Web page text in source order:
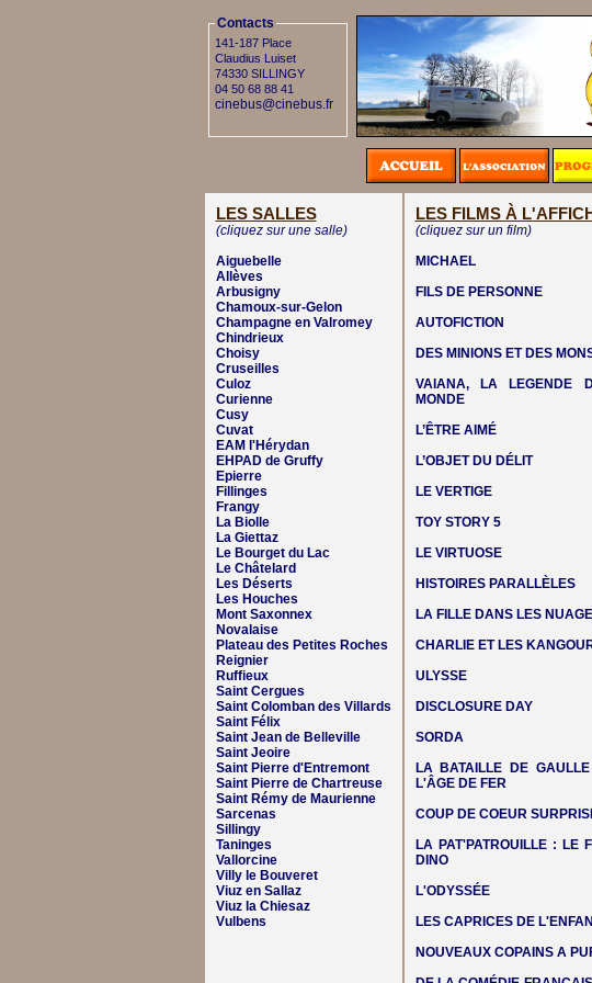
Contacts
141-187 Place
Claudius Luiset
74330 SILLINGY
04 50 68 88 41
cinebus@cinebus.fr
LES SALLES
(cliquez sur une salle)
Aiguebelle
Allèves
Arbusigny
Chamoux-sur-Gelon
Champagne en Valromey
Chindrieux
Choisy
Cruseilles
Culoz
Curienne
Cusy
Cuvat
EAM l'Hérydan
EHPAD de Gruffy
Epierre
Fillinges
Frangy
La Biolle
La Giettaz
Le Bourget du Lac
Le Châtelard
Les Déserts
Les Houches
Mont Saxonnex
Novalaise
Plateau des Petites Roches
Reignier
Ruffieux
Saint Cergues
Saint Colomban des Villards
Saint Félix
Saint Jean de Belleville
Saint Jeoire
Saint Pierre d'Entremont
Saint Pierre de Chartreuse
Saint Rémy de Maurienne
Sarcenas
Sillingy
Taninges
Vallorcine
Villy le Bouveret
Viuz en Sallaz
Viuz la Chiesaz
Vulbens
LES FILMS À
(cliquez sur un film)
MICHAEL
FILS DE PERSONNE
AUTOFICTION
DES MINIONS ET DES
VAIANA, LA LEGENDE
MONDE
L’ÊTRE AIMÉ
L’OBJET DU DÉLIT
LE VERTIGE
TOY STORY 5
LE VIRTUOSE
HISTOIRES PARALLÈLES
LA FILLE DANS LES
CHARLIE ET LES
ULYSSE
DISCLOSURE DAY
SORDA
LA BATAILLE DE
L'ÂGE DE FER
COUP DE COEUR
LA PAT'PATROUILLE : LE
DINO
L'ODYSSÉE
LES CAPRICES DE
NOUVEAUX COPAINS A